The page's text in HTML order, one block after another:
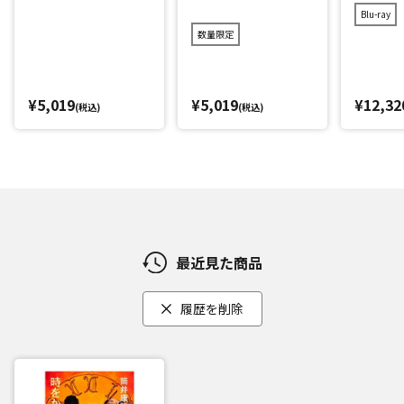
¥5,019(税込)
数量限定
¥5,019(税込)
Blu-ray
最近見た商品
履歴を削除